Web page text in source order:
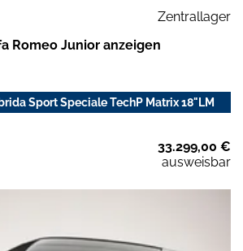
Zentrallager
Romeo Junior anzeigen
Sport Speciale TechP Matrix 18"LM
33.299,00 €
ausweisbar